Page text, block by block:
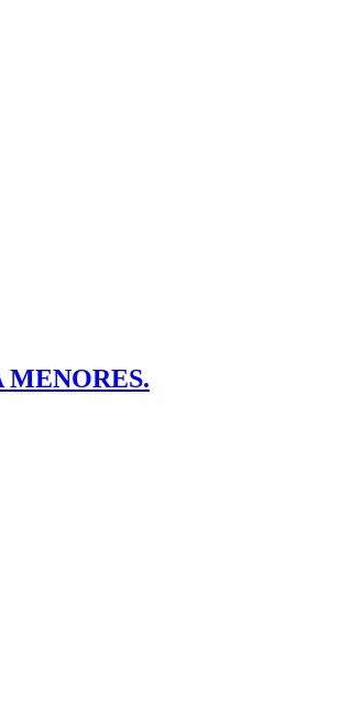
MENORES.